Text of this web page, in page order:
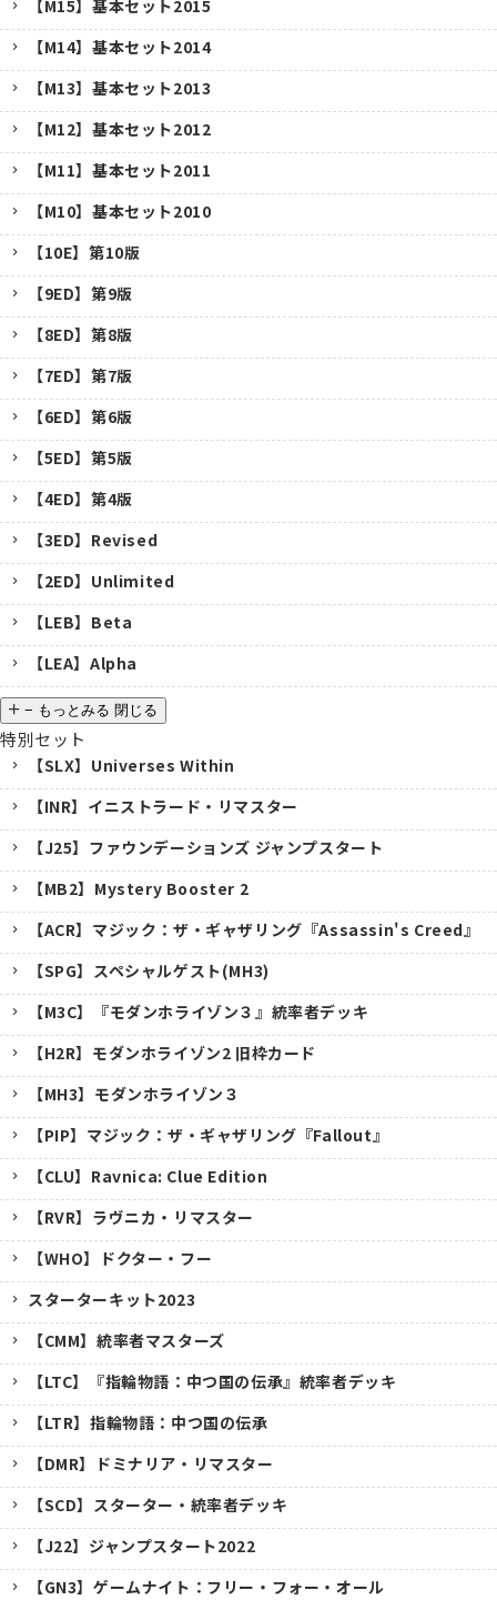
【M15】基本セット2015
【M14】基本セット2014
【M13】基本セット2013
【M12】基本セット2012
【M11】基本セット2011
【M10】基本セット2010
【10E】第10版
【9ED】第9版
【8ED】第8版
【7ED】第7版
【6ED】第6版
【5ED】第5版
【4ED】第4版
【3ED】Revised
【2ED】Unlimited
【LEB】Beta
【LEA】Alpha
− もっとみる 閉じる
特別セット
【SLX】Universes Within
【INR】イニストラード・リマスター
【J25】ファウンデーションズ ジャンプスタート
【MB2】Mystery Booster 2
【ACR】マジック：ザ・ギャザリング『Assassin's Creed』
【SPG】スペシャルゲスト(MH3)
【M3C】『モダンホライゾン３』統率者デッキ
【H2R】モダンホライゾン2 旧枠カード
【MH3】モダンホライゾン３
【PIP】マジック：ザ・ギャザリング『Fallout』
【CLU】Ravnica: Clue Edition
【RVR】ラヴニカ・リマスター
【WHO】ドクター・フー
スターターキット2023
【CMM】統率者マスターズ
【LTC】『指輪物語：中つ国の伝承』統率者デッキ
【LTR】指輪物語：中つ国の伝承
【DMR】ドミナリア・リマスター
【SCD】スターター・統率者デッキ
【J22】ジャンプスタート2022
【GN3】ゲームナイト：フリー・フォー・オール